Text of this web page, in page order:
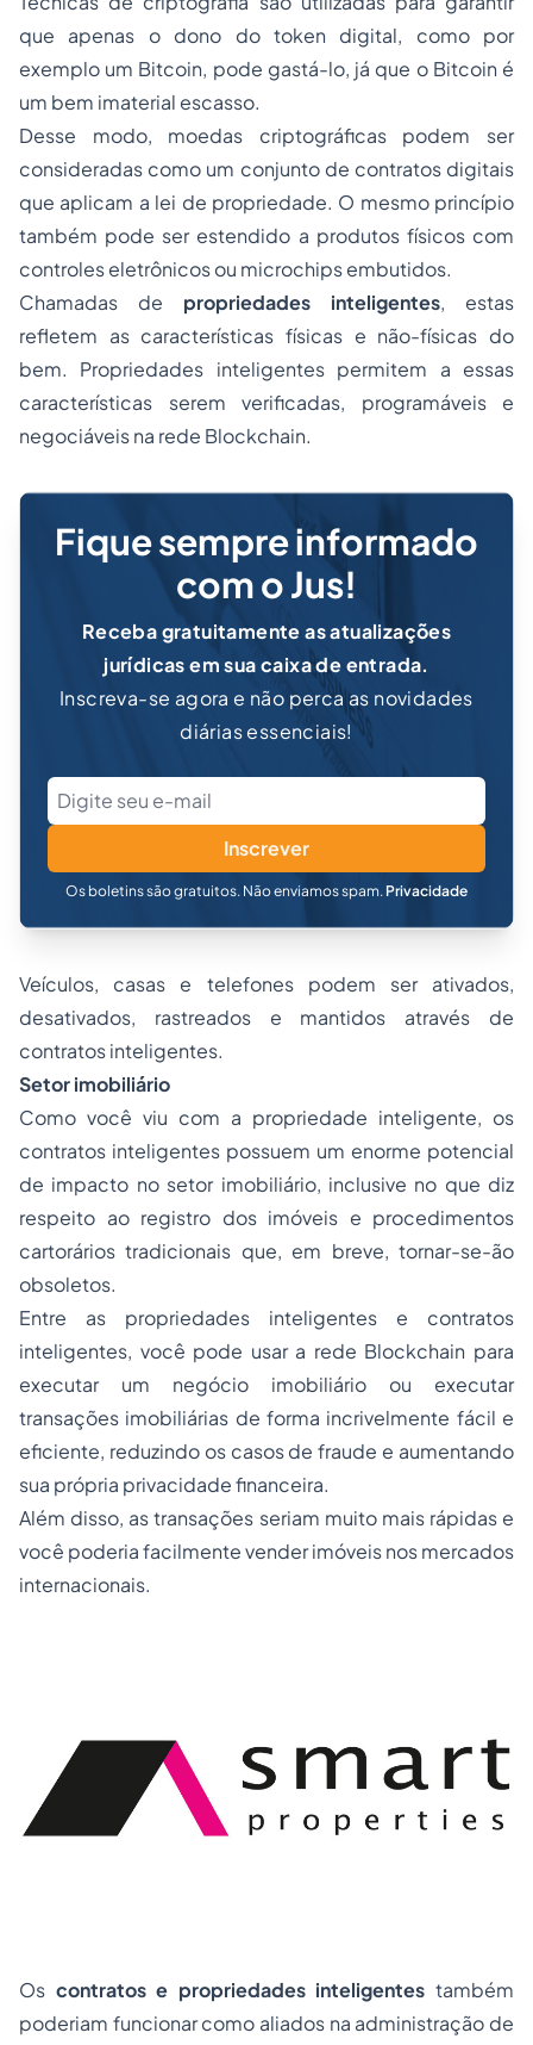
que apenas o dono do token digital, como por
exemplo um Bitcoin, pode gastá-lo, já que o Bitcoin é
um bem imaterial escasso.
Desse modo, moedas criptográficas podem ser
consideradas como um conjunto de contratos digitais
que aplicam a lei de propriedade. O mesmo princípio
também pode ser estendido a produtos físicos com
controles eletrônicos ou microchips embutidos.
Chamadas de propriedades inteligentes, estas
refletem as características físicas e não-físicas do
bem. Propriedades inteligentes permitem a essas
características serem verificadas, programáveis e
negociáveis na rede Blockchain.
Fique sempre informado
com o Jus!
Receba gratuitamente as atualizações
jurídicas em sua caixa de entrada.
Inscreva-se agora e não perca as novidades
diárias essenciais!
Inscrever
Os boletins são gratuitos. Não enviamos spam. Privacidade
Veículos, casas e telefones podem ser ativados,
desativados, rastreados e mantidos através de
contratos inteligentes.
Setor imobiliário
Como você viu com a propriedade inteligente, os
contratos inteligentes possuem um enorme potencial
de impacto no setor imobiliário, inclusive no que diz
respeito ao registro dos imóveis e procedimentos
cartorários tradicionais que, em breve, tornar-se-ão
obsoletos.
Entre as propriedades inteligentes e contratos
inteligentes, você pode usar a rede Blockchain para
executar um negócio imobiliário ou executar
transações imobiliárias de forma incrivelmente fácil e
eficiente, reduzindo os casos de fraude e aumentando
sua própria privacidade financeira.
Além disso, as transações seriam muito mais rápidas e
você poderia facilmente vender imóveis nos mercados
internacionais.
Os contratos e propriedades inteligentes também
poderiam funcionar como aliados na administração de